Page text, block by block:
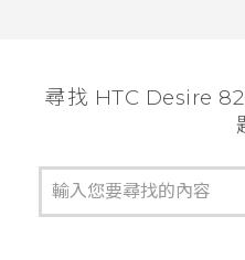
尋找 HTC Desire